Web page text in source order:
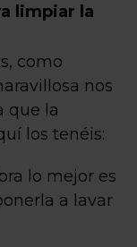
limpiar la
como
nos
que la
los tenéis:
lo mejor es
a lavar